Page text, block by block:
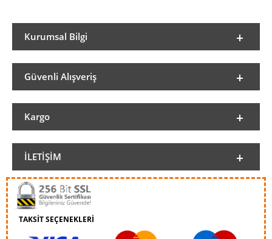
Kurumsal Bilgi
Güvenli Alışveriş
Kargo
İLETIŞIM
TAKSİT SEÇENEKLERİ